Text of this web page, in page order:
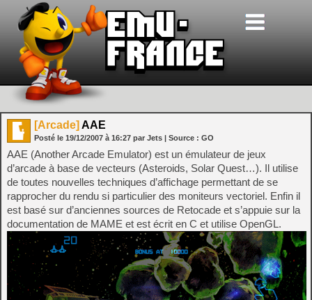
[Arcade] AAE
Posté le 19/12/2007 à 16:27 par Jets | Source : GO
AAE (Another Arcade Emulator) est un émulateur de jeux
d’arcade à base de vecteurs (Asteroids, Solar Quest…). Il utilise
de toutes nouvelles techniques d’affichage permettant de se
rapprocher du rendu si particulier des moniteurs vectoriel. Enfin il
est basé sur d’anciennes sources de Retocade et s’appuie sur la
documentation de MAME et est écrit en C et utilise OpenGL.